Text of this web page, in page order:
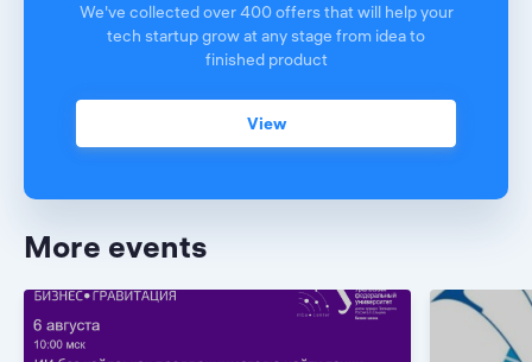
We've collected over 400 offers that will help your
tech startup grow at any stage from idea to
finished product
View
More events